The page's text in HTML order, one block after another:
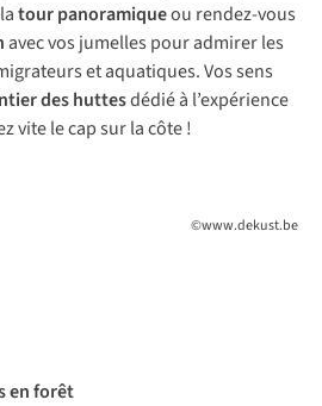
tour panoramiqueou rendez-vous
avec vos jumelles pour admirer les
et aquatiques. Vos sens
des huttesdédié à l’expérience
vite le cap sur la côte !
©www.dekust.be
en forêt